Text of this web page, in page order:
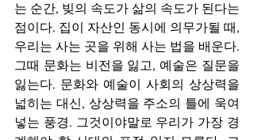
는 순간, 빚의 속도가 삶의 속도가 된다는
점이다. 집이 자산인 동시에 의무가될 때,
우리는 사는 곳을 위해 사는 법을 배운다.
그때 문화는 비전을 잃고, 예술은 질문을
잃는다. 문화와 예술이 사회의 상상력을
넓히는 대신, 상상력을 주소의 틀에 욱여
넣는 풍경. 그것이야말로 우리가 가장 경